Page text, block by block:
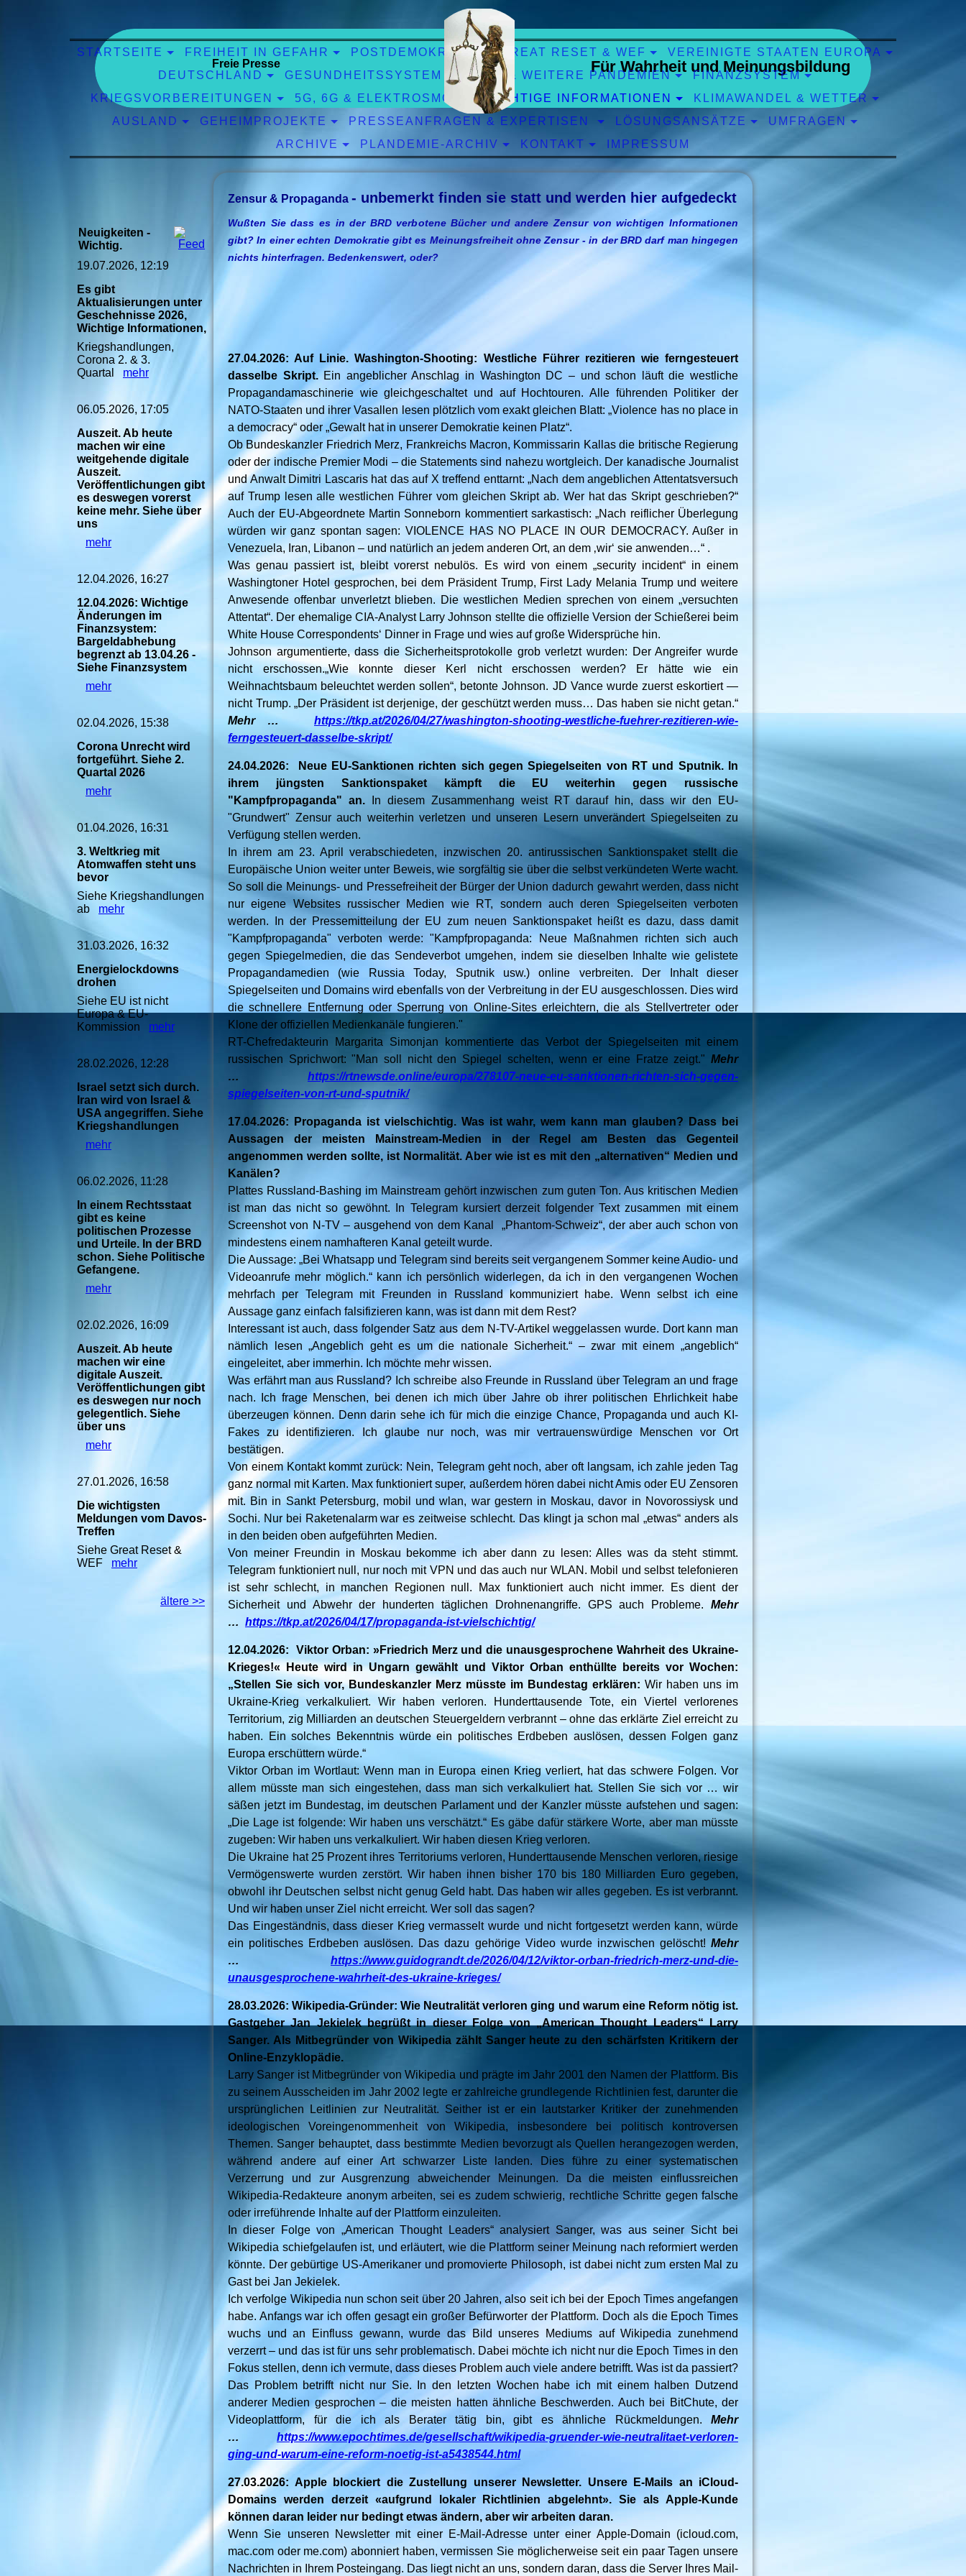
Freie Presse Für Wahrheit und Meinungsbildung
STARTSEITE FREIHEIT IN GEFAHR POSTDEMOKRATIE GREAT RESET & WEF
VEREINIGTE STAATEN EUROPA
DEUTSCHLAND
GESUNDHEITSSYSTEM CORO & WEITERE PANDEMIEN
FINANZSYSTEM
KRIEGSVORBEREITUNGEN
5G, 6G & ELEKTROSMOG WICHTIGE INFORMATIONEN
KLIMAWANDEL & WETTER
AUSLAND
GEHEIMPROJEKTE PRESSEANFRAGEN & EXPERTISEN LÖSUNGSANSÄTZE
UMFRAGEN
ARCHIVE
PLANDEMIE-ARCHIV KONTAKT IMPRESSUM
Zensur & Propaganda - unbemerkt finden sie statt und werden hier aufgedeckt
Wußten Sie dass es in der BRD verbotene Bücher und andere Zensur von wichtigen Informationen
gibt? In einer echten Demokratie gibt es Meinungsfreiheit ohne Zensur - in der BRD darf man hingegen
nichts hinterfragen. Bedenkenswert, oder?
27.04.2026: Auf Linie. Washington-Shooting: Westliche Führer rezitieren wie ferngesteuert
dasselbe Skript. Ein angeblicher Anschlag in Washington DC – und schon läuft die westliche
Propagandamaschinerie wie gleichgeschaltet und auf Hochtouren. Alle führenden Politiker der
NATO-Staaten und ihrer Vasallen lesen plötzlich vom exakt gleichen Blatt: „Violence has no place in
a democracy“ oder „Gewalt hat in unserer Demokratie keinen Platz“.
Ob Bundeskanzler Friedrich Merz, Frankreichs Macron, Kommissarin Kallas die britische Regierung
oder der indische Premier Modi – die Statements sind nahezu wortgleich. Der kanadische Journalist
und Anwalt Dimitri Lascaris hat das auf X treffend enttarnt: „Nach dem angeblichen Attentatsversuch
auf Trump lesen alle westlichen Führer vom gleichen Skript ab. Wer hat das Skript geschrieben?“
Auch der EU-Abgeordnete Martin Sonneborn kommentiert sarkastisch: „Nach reiflicher Überlegung
würden wir ganz spontan sagen: VIOLENCE HAS NO PLACE IN OUR DEMOCRACY. Außer in
Venezuela, Iran, Libanon – und natürlich an jedem anderen Ort, an dem ‚wir‘ sie anwenden…“ .
Was genau passiert ist, bleibt vorerst nebulös. Es wird von einem „security incident“ in einem
Washingtoner Hotel gesprochen, bei dem Präsident Trump, First Lady Melania Trump und weitere
Anwesende offenbar unverletzt blieben. Die westlichen Medien sprechen von einem „versuchten
Attentat“. Der ehemalige CIA-Analyst Larry Johnson stellte die offizielle Version der Schießerei beim
White House Correspondents‘ Dinner in Frage und wies auf große Widersprüche hin.
Johnson argumentierte, dass die Sicherheitsprotokolle grob verletzt wurden: Der Angreifer wurde
nicht erschossen.„Wie konnte dieser Kerl nicht erschossen werden? Er hätte wie ein
Weihnachtsbaum beleuchtet werden sollen“, betonte Johnson. JD Vance wurde zuerst eskortiert —
nicht Trump. „Der Präsident ist derjenige, der geschützt werden muss… Das haben sie nicht getan.“
Mehr … https://tkp.at/2026/04/27/washington-shooting-westliche-fuehrer-rezitieren-wie-
ferngesteuert-dasselbe-skript/
24.04.2026: Neue EU-Sanktionen richten sich gegen Spiegelseiten von RT und Sputnik. In
ihrem jüngsten Sanktionspaket kämpft die EU weiterhin gegen russische
"Kampfpropaganda" an.
In diesem Zusammenhang weist RT darauf hin, dass wir den EU-
"Grundwert" Zensur auch weiterhin verletzen und unseren Lesern unverändert Spiegelseiten zu
Verfügung stellen werden.
In ihrem am 23. April verabschiedeten, inzwischen 20. antirussischen Sanktionspaket stellt die
Europäische Union weiter unter Beweis, wie sorgfältig sie über die selbst verkündeten Werte wacht.
So soll die Meinungs- und Pressefreiheit der Bürger der Union dadurch gewahrt werden, dass nicht
nur eigene Websites russischer Medien wie RT, sondern auch deren Spiegelseiten verboten
werden. In der Pressemitteilung der EU zum neuen Sanktionspaket heißt es dazu, dass damit
"Kampfpropaganda" verboten werde: "Kampfpropaganda: Neue Maßnahmen richten sich auch
gegen Spiegelmedien, die das Sendeverbot umgehen, indem sie dieselben Inhalte wie gelistete
Propagandamedien (wie Russia Today, Sputnik usw.) online verbreiten. Der Inhalt dieser
Spiegelseiten und Domains wird ebenfalls von der Verbreitung in der EU ausgeschlossen. Dies wird
die schnellere Entfernung oder Sperrung von Online-Sites erleichtern, die als Stellvertreter oder
Klone der offiziellen Medienkanäle fungieren."
RT-Chefredakteurin Margarita Simonjan kommentierte das Verbot der Spiegelseiten mit einem
russischen Sprichwort: "Man soll nicht den Spiegel schelten, wenn er eine Fratze zeigt." Mehr
… https://rtnewsde.online/europa/278107-neue-eu-sanktionen-richten-sich-gegen-
spiegelseiten-von-rt-und-sputnik/
17.04.2026: Propaganda ist vielschichtig. Was ist wahr, wem kann man glauben? Dass bei
Aussagen der meisten Mainstream-Medien in der Regel am Besten das Gegenteil
angenommen werden sollte, ist Normalität. Aber wie ist es mit den „alternativen“ Medien und
Kanälen?
Plattes Russland-Bashing im Mainstream gehört inzwischen zum guten Ton. Aus kritischen Medien
ist man das nicht so gewöhnt. In Telegram kursiert derzeit folgender Text zusammen mit einem
Screenshot von N-TV – ausgehend von dem Kanal „Phantom-Schweiz“, der aber auch schon von
mindestens einem namhafteren Kanal geteilt wurde.
Die Aussage: „Bei Whatsapp und Telegram sind bereits seit vergangenem Sommer keine Audio- und
Videoanrufe mehr möglich.“ kann ich persönlich widerlegen, da ich in den vergangenen Wochen
mehrfach per Telegram mit Freunden in Russland kommuniziert habe. Wenn selbst ich eine
Aussage ganz einfach falsifizieren kann, was ist dann mit dem Rest?
Interessant ist auch, dass folgender Satz aus dem N-TV-Artikel weggelassen wurde. Dort kann man
nämlich lesen „Angeblich geht es um die nationale Sicherheit.“ – zwar mit einem „angeblich“
eingeleitet, aber immerhin. Ich möchte mehr wissen.
Was erfährt man aus Russland? Ich schreibe also Freunde in Russland über Telegram an und frage
nach. Ich frage Menschen, bei denen ich mich über Jahre ob ihrer politischen Ehrlichkeit habe
überzeugen können. Denn darin sehe ich für mich die einzige Chance, Propaganda und auch KI-
Fakes zu identifizieren. Ich glaube nur noch, was mir vertrauenswürdige Menschen vor Ort
bestätigen.
Von einem Kontakt kommt zurück: Nein, Telegram geht noch, aber oft langsam, ich zahle jeden Tag
ganz normal mit Karten. Max funktioniert super, außerdem hören dabei nicht Amis oder EU Zensoren
mit. Bin in Sankt Petersburg, mobil und wlan, war gestern in Moskau, davor in Novorossiysk und
Sochi. Nur bei Raketenalarm war es zeitweise schlecht. Das klingt ja schon mal „etwas“ anders als
in den beiden oben aufgeführten Medien.
Von meiner Freundin in Moskau bekomme ich aber dann zu lesen: Alles was da steht stimmt.
Telegram funktioniert null, nur noch mit VPN und das auch nur WLAN. Mobil und selbst telefonieren
ist sehr schlecht, in manchen Regionen null. Max funktioniert auch nicht immer. Es dient der
Sicherheit und Abwehr der hunderten täglichen Drohnenangriffe. GPS auch Probleme. Mehr
… https://tkp.at/2026/04/17/propaganda-ist-vielschichtig/
12.04.2026: Viktor Orban: »Friedrich Merz und die unausgesprochene Wahrheit des Ukraine-
Krieges!« Heute wird in Ungarn gewählt und Viktor Orban enthüllte bereits vor Wochen:
„Stellen Sie sich vor, Bundeskanzler Merz müsste im Bundestag erklären: Wir haben uns im
Ukraine-Krieg verkalkuliert. Wir haben verloren. Hunderttausende Tote, ein Viertel verlorenes
Territorium, zig Milliarden an deutschen Steuergeldern verbrannt – ohne das erklärte Ziel erreicht zu
haben. Ein solches Bekenntnis würde ein politisches Erdbeben auslösen, dessen Folgen ganz
Europa erschüttern würde.“
Viktor Orban im Wortlaut: Wenn man in Europa einen Krieg verliert, hat das schwere Folgen. Vor
allem müsste man sich eingestehen, dass man sich verkalkuliert hat. Stellen Sie sich vor … wir
säßen jetzt im Bundestag, im deutschen Parlament und der Kanzler müsste aufstehen und sagen:
„Die Lage ist folgende: Wir haben uns verschätzt.“ Es gäbe dafür stärkere Worte, aber man müsste
zugeben: Wir haben uns verkalkuliert. Wir haben diesen Krieg verloren.
Die Ukraine hat 25 Prozent ihres Territoriums verloren, Hunderttausende Menschen verloren, riesige
Vermögenswerte wurden zerstört. Wir haben ihnen bisher 170 bis 180 Milliarden Euro gegeben,
obwohl ihr Deutschen selbst nicht genug Geld habt. Das haben wir alles gegeben. Es ist verbrannt.
Und wir haben unser Ziel nicht erreicht. Wer soll das sagen?
Das Eingeständnis, dass dieser Krieg vermasselt wurde und nicht fortgesetzt werden kann, würde
ein politisches Erdbeben auslösen. Das dazu gehörige Video wurde inzwischen gelöscht! Mehr
… https://www.guidograndt.de/2026/04/12/viktor-orban-friedrich-merz-und-die-
unausgesprochene-wahrheit-des-ukraine-krieges/
28.03.2026: Wikipedia-Gründer: Wie Neutralität verloren ging und warum eine Reform nötig ist.
Gastgeber Jan Jekielek begrüßt in dieser Folge von „American Thought Leaders“ Larry
Sanger. Als Mitbegründer von Wikipedia zählt Sanger heute zu den schärfsten Kritikern der
Online-Enzyklopädie.
Larry Sanger ist Mitbegründer von Wikipedia und prägte im Jahr 2001 den Namen der Plattform. Bis
zu seinem Ausscheiden im Jahr 2002 legte er zahlreiche grundlegende Richtlinien fest, darunter die
ursprünglichen Leitlinien zur Neutralität. Seither ist er ein lautstarker Kritiker der zunehmenden
ideologischen Voreingenommenheit von Wikipedia, insbesondere bei politisch kontroversen
Themen. Sanger behauptet, dass bestimmte Medien bevorzugt als Quellen herangezogen werden,
während andere auf einer Art schwarzer Liste landen. Dies führe zu einer systematischen
Verzerrung und zur Ausgrenzung abweichender Meinungen. Da die meisten einflussreichen
Wikipedia-Redakteure anonym arbeiten, sei es zudem schwierig, rechtliche Schritte gegen falsche
oder irreführende Inhalte auf der Plattform einzuleiten.
In dieser Folge von „American Thought Leaders“ analysiert Sanger, was aus seiner Sicht bei
Wikipedia schiefgelaufen ist, und erläutert, wie die Plattform seiner Meinung nach reformiert werden
könnte. Der gebürtige US-Amerikaner und promovierte Philosoph, ist dabei nicht zum ersten Mal zu
Gast bei Jan Jekielek.
Ich verfolge Wikipedia nun schon seit über 20 Jahren, also seit ich bei der Epoch Times angefangen
habe. Anfangs war ich offen gesagt ein großer Befürworter der Plattform. Doch als die Epoch Times
wuchs und an Einfluss gewann, wurde das Bild unseres Mediums auf Wikipedia zunehmend
verzerrt – und das ist für uns sehr problematisch. Dabei möchte ich nicht nur die Epoch Times in den
Fokus stellen, denn ich vermute, dass dieses Problem auch viele andere betrifft. Was ist da passiert?
Das Problem betrifft nicht nur Sie. In den letzten Wochen habe ich mit einem halben Dutzend
anderer Medien gesprochen – die meisten hatten ähnliche Beschwerden. Auch bei BitChute, der
Videoplattform, für die ich als Berater tätig bin, gibt es ähnliche Rückmeldungen. Mehr
… https://www.epochtimes.de/gesellschaft/wikipedia-gruender-wie-neutralitaet-verloren-
ging-und-warum-eine-reform-noetig-ist-a5438544.html
27.03.2026: Apple blockiert die Zustellung unserer Newsletter. Unsere E-Mails an iCloud-
Domains werden derzeit «aufgrund lokaler Richtlinien abgelehnt». Sie als Apple-Kunde
können daran leider nur bedingt etwas ändern, aber wir arbeiten daran.
Wenn Sie unseren Newsletter mit einer E-Mail-Adresse unter einer Apple-Domain (icloud.com,
mac.com oder me.com) abonniert haben, vermissen Sie möglicherweise seit ein paar Tagen unsere
Nachrichten in Ihrem Posteingang. Das liegt nicht an uns, sondern daran, dass die Server Ihres Mail-
Neuigkeiten -
Wichtig.
19.07.2026, 12:19
Es gibt
Aktualisierungen unter
Geschehnisse 2026,
Wichtige Informationen,
Kriegshandlungen,
Corona 2. & 3.
Quartal mehr
06.05.2026, 17:05
Auszeit. Ab heute
machen wir eine
weitgehende digitale
Auszeit.
Veröffentlichungen gibt
es deswegen vorerst
keine mehr. Siehe über
uns
mehr
12.04.2026, 16:27
12.04.2026: Wichtige
Änderungen im
Finanzsystem:
Bargeldabhebung
begrenzt ab 13.04.26 -
Siehe Finanzsystem
mehr
02.04.2026, 15:38
Corona Unrecht wird
fortgeführt. Siehe 2.
Quartal 2026
mehr
01.04.2026, 16:31
3. Weltkrieg mit
Atomwaffen steht uns
bevor
Siehe Kriegshandlungen
ab mehr
31.03.2026, 16:32
Energielockdowns
drohen
Siehe EU ist nicht
Europa & EU-
Kommission mehr
28.02.2026, 12:28
Israel setzt sich durch.
Iran wird von Israel &
USA angegriffen. Siehe
Kriegshandlungen
mehr
06.02.2026, 11:28
In einem Rechtsstaat
gibt es keine
politischen Prozesse
und Urteile. In der BRD
schon. Siehe Politische
Gefangene.
mehr
02.02.2026, 16:09
Auszeit. Ab heute
machen wir eine
digitale Auszeit.
Veröffentlichungen gibt
es deswegen nur noch
gelegentlich. Siehe
über uns
mehr
27.01.2026, 16:58
Die wichtigsten
Meldungen vom Davos-
Treffen
Siehe Great Reset &
WEF mehr
ältere >>